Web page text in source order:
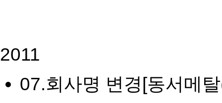
2011
07.회사명 변경 [동서메